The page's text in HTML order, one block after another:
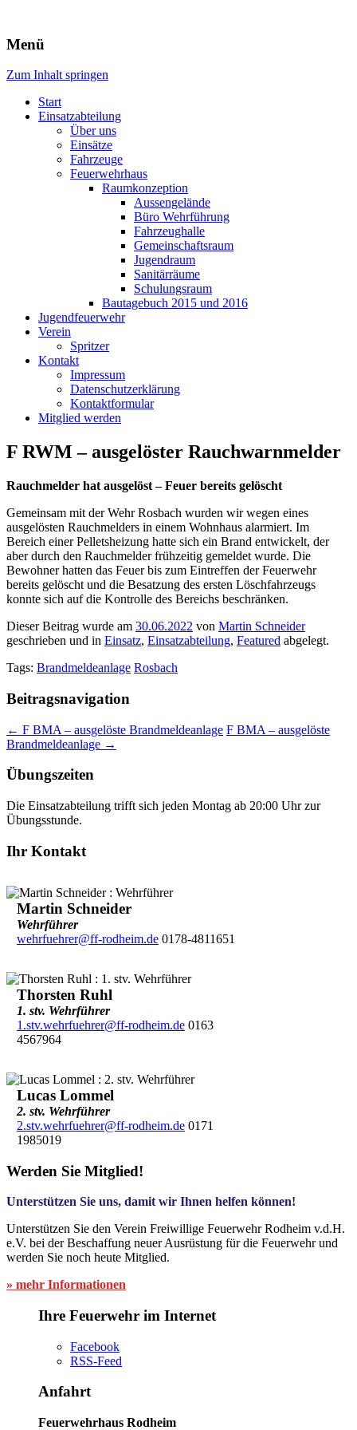
Freiwillige Feuerwehr Rodheim
v.d.H.
Menü
Zum Inhalt springen
Start
Einsatzabteilung
Über uns
Einsätze
Fahrzeuge
Feuerwehrhaus
Raumkonzeption
Aussengelände
Büro Wehrführung
Fahrzeughalle
Gemeinschaftsraum
Jugendraum
Sanitärräume
Schulungsraum
Bautagebuch 2015 und 2016
Jugendfeuerwehr
Verein
Spritzer
Kontakt
Impressum
Datenschutzerklärung
Kontaktformular
Mitglied werden
F RWM – ausgelöster Rauchwarnmelder
Rauchmelder hat ausgelöst – Feuer bereits gelöscht
Gemeinsam mit der Wehr Rosbach wurden wir wegen eines
ausgelösten Rauchmelders in einem Wohnhaus alarmiert. Im
Bereich einer Pelletsheizung hatte sich ein Brand entwickelt, der
aber durch den Rauchmelder frühzeitig gemeldet wurde. Die
Bewohner hatten das Feuer bis zum Eintreffen der Feuerwehr
bereits gelöscht und die Besatzung des ersten Löschfahrzeugs
konnte sich auf die Kontrolle des Bereichs beschränken.
Dieser Beitrag wurde am 30.06.2022 von Martin Schneider
geschrieben und in Einsatz, Einsatzabteilung, Featured abgelegt.
Tags: Brandmeldeanlage Rosbach
Beitragsnavigation
← F BMA – ausgelöste Brandmeldeanlage F BMA – ausgelöste
Brandmeldeanlage →
Übungszeiten
Die Einsatzabteilung trifft sich jeden Montag ab 20:00 Uhr zur
Übungsstunde.
Ihr Kontakt
Martin Schneider
Wehrführer
wehrfuehrer@ff-rodheim.de0178-4811651
Thorsten Ruhl
1. stv. Wehrführer
1.stv.wehrfuehrer@ff-rodheim.de0163
4567964
Lucas Lommel
2. stv. Wehrführer
2.stv.wehrfuehrer@ff-rodheim.de0171
1985019
Werden Sie Mitglied!
Unterstützen Sie uns, damit wir Ihnen helfen können!
Unterstützen Sie den Verein Freiwillige Feuerwehr Rodheim v.d.H.
e.V. bei der Beschaffung neuer Ausrüstung für die Feuerwehr und
werden Sie noch heute Mitglied.
» mehr Informationen
Ihre Feuerwehr im Internet
Facebook
RSS-Feed
Anfahrt
Feuerwehrhaus Rodheim